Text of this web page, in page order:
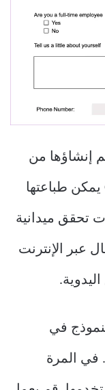
إنشاؤها من
البداية في محرر مستندات Google يمكن طباعتها
تحقق ميدانية
عبر الإنترنت
في
في المرة